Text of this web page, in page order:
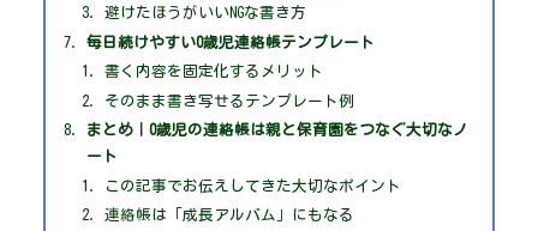
避けたほうがいいNGな書き方
毎日続けやすい0歳児連絡帳テンプレート
書く内容を固定化するメリット
そのまま書き写せるテンプレート例
まとめ｜0歳児の連絡帳は親と保育園をつなぐ大切なノ
ート
この記事でお伝えしてきた大切なポイント
連絡帳は「成長アルバム」にもなる